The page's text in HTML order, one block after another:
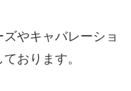
やキャバレーショ
おります。